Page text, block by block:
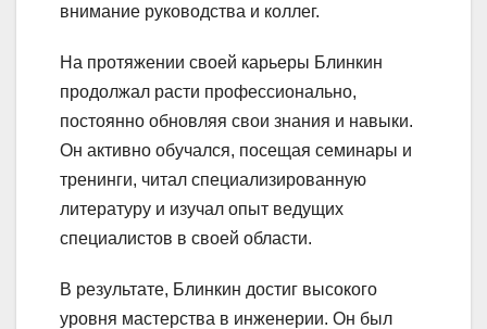
внимание руководства и коллег.
На протяжении своей карьеры Блинкин
продолжал расти профессионально,
постоянно обновляя свои знания и навыки.
Он активно обучался, посещая семинары и
тренинги, читал специализированную
литературу и изучал опыт ведущих
специалистов в своей области.
В результате, Блинкин достиг высокого
уровня мастерства в инженерии. Он был